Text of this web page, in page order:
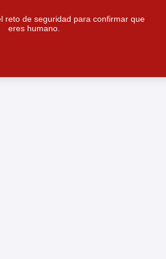
reto de seguridad para confirmar que
eres humano.